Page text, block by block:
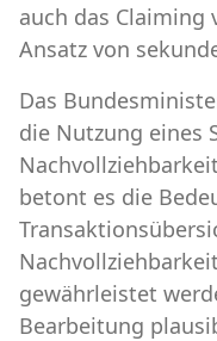
auch das Claiming
Ansatz von
Das
die Nutzung eines
betont es die
gewährleistet
Bearbeitung